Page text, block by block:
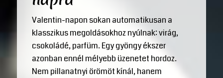
Valentin-napon sokan automatikusan a
klasszikus megoldásokhoz nyúlnak: virág,
csokoládé, parfüm. Egy gyöngy ékszer
azonban ennél mélyebb üzenetet hordoz.
Nem pillanatnyi örömöt kínál, hanem